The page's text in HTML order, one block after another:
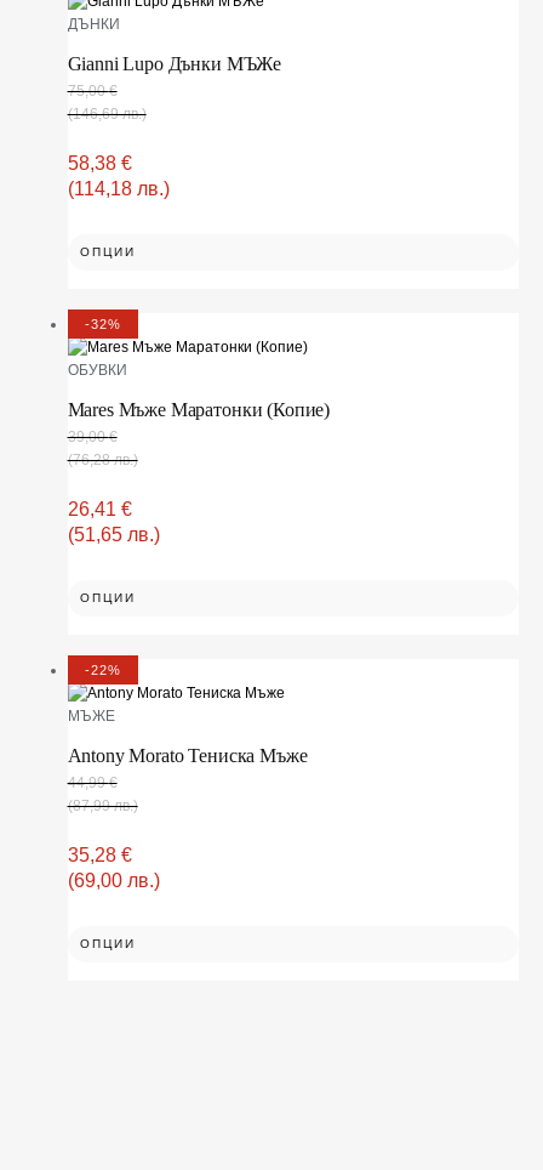
ДЪНКИ
Gianni Lupo Дънки МЪЖe
75,00€
(146,69 лв.)
58,38 €
(114,18 лв.)
ОПЦИИ
-32%
OБУВКИ
Mares Мъже Маратонки (Копие)
39,00€
(76,28 лв.)
26,41 €
(51,65 лв.)
ОПЦИИ
-22%
МЪЖЕ
Antony Morato Тениска Мъже
44,99€
(87,99 лв.)
35,28 €
(69,00 лв.)
ОПЦИИ